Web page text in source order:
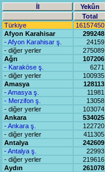
İl Yekûn
Total
Türkiye
16157450
Afyon Karahisar
299248
- Afyon Karahisar ş.
24159
- diğer yerler
275089
Ağrı
107206
- Karaköse ş.
6271
- diğer yerler
100935
Amasya
128113
- Amasya ş.
11981
- Merzifon ş.
13058
- diğer yerler
103074
Ankara
534025
- Ankara ş.
122720
- diğer yerler
411305
Antalya
242609
- Antalya ş.
22993
- diğer yerler
219616
Aydın
261078